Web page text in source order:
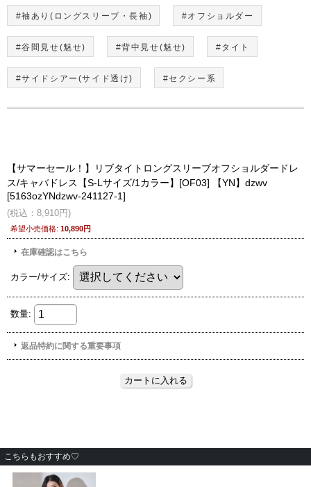
#袖あり(ロングスリーブ・長袖) #オフショルダー
#谷間見せ(魅せ) #背中見せ(魅せ) #タイト
#サイドシアー(サイド透け) #セクシー系
こちらもおすすめ♡